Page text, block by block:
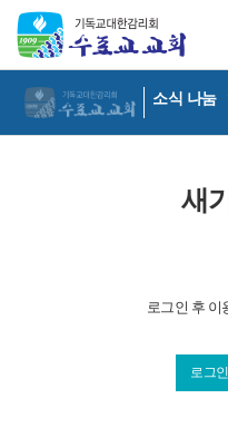
소식 나눔
새
로그인 후 이
로그인